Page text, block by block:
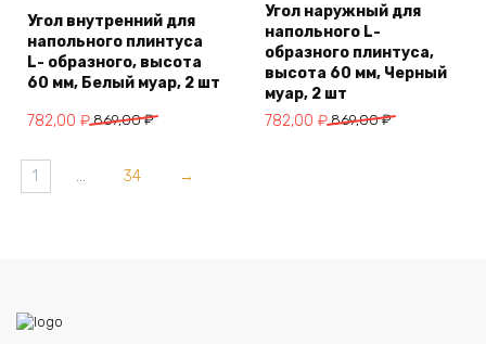
Угол внутренний для
напольного плинтуса
L- образного, высота
60 мм, Белый муар, 2 шт
869,00₽
Первоначальная
составляла
869,00 ₽.
782,00 ₽
Текущая
782,00 ₽.
Угол наружный для
напольного L-
образного плинтуса,
высота 60 мм, Черный
муар, 2 шт
869,00₽
Первоначальная
782,00 ₽
Текущая
1 … 34 →